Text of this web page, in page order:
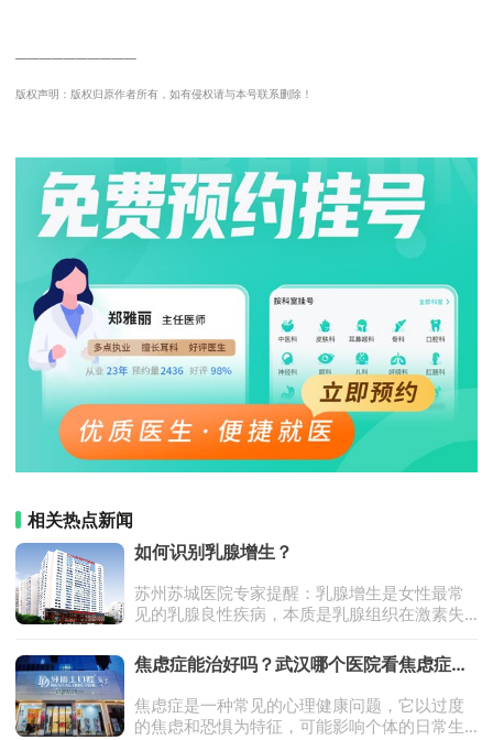
──────────
版权声明：版权归原作者所有，如有侵权请与本号联系删除！
相关热点新闻
如何识别乳腺增生？​
苏州苏城医院专家提醒：乳腺增生是女性最常
见的乳腺良性疾病，本质是乳腺组织在激素失
的育龄女性（25-45岁）受其困扰。它既非肿
瘤也非炎症，但症状可能反复
​​焦虑症能治好吗？武汉哪个医院看焦虑症
焦虑症是一种常见的心理健康问题，它以过度
的焦虑和恐惧为特征，可能影响个体的日常生